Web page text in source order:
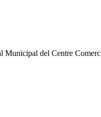
Municipal del Centre